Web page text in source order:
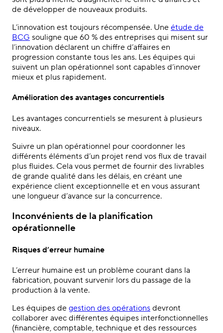
de développer de nouveaux produits.
L’innovation est toujours récompensée. Une étude de
BCG souligne que 60 % des entreprises qui misent sur
l’innovation déclarent un chiffre d’affaires en
progression constante tous les ans. Les équipes qui
suivent un plan opérationnel sont capables d’innover
mieux et plus rapidement.
Amélioration des avantages concurrentiels
Les avantages concurrentiels se mesurent à plusieurs
niveaux.
Suivre un plan opérationnel pour coordonner les
différents éléments d’un projet rend vos flux de travail
plus fluides. Cela vous permet de fournir des livrables
de grande qualité dans les délais, en créant une
expérience client exceptionnelle et en vous assurant
une longueur d’avance sur la concurrence.
Inconvénients de la planification
opérationnelle
Risques d’erreur humaine
L’erreur humaine est un problème courant dans la
fabrication, pouvant survenir lors du passage de la
production à la vente.
Les équipes de gestion des opérations devront
collaborer avec différentes équipes interfonctionnelles
(financière, comptable, technique et des ressources